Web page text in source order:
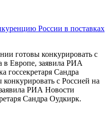
России в поставках
готовы конкурировать с
в Европе, заявила РИА
госсекретаря Сандра
с Россией на
РИА Новости
Сандра Оудкирк.